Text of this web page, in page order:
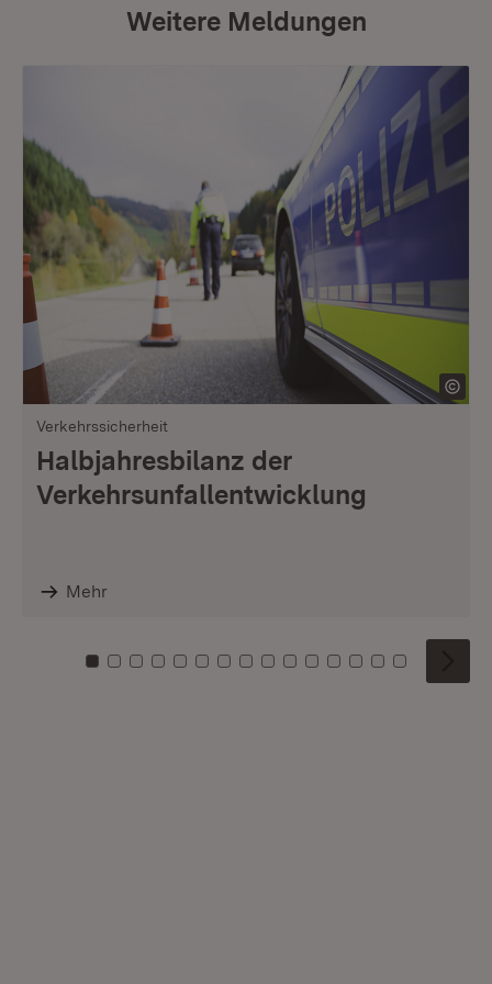
Weitere Meldungen
Verkehrssicherheit
Halbjahresbilanz der
Verkehrsunfallentwicklung
Mehr
Zu Kachel: 0
Zu Kachel: 1
Zu Kachel: 2
Zu Kachel: 3
Zu Kachel: 4
Zu Kachel: 5
Zu Kachel: 6
Zu Kachel: 7
Zu Kachel: 8
Zu Kachel: 9
Zu Kachel: 10
Zu Kachel: 11
Zu Kachel: 12
Zu Kachel:
Zu